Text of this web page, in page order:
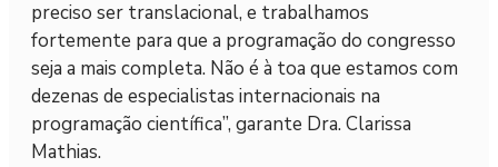
preciso ser translacional, e trabalhamos
fortemente para que a programação do congresso
seja a mais completa. Não é à toa que estamos com
dezenas de especialistas internacionais na
programação científica”, garante Dra. Clarissa
Mathias.